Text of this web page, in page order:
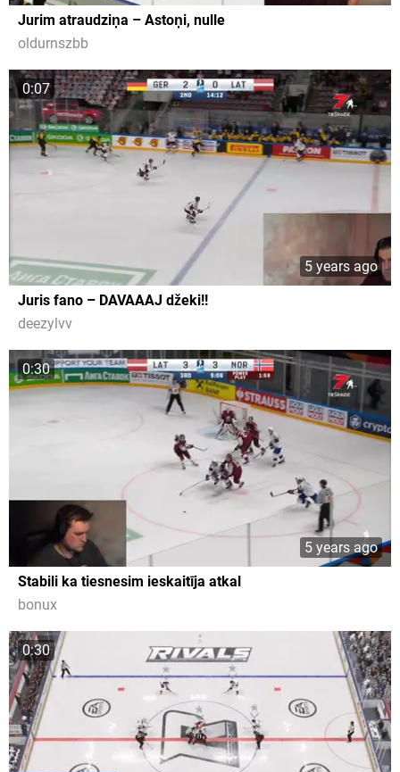
Jurim atraudziņa – Astoņi, nulle
oldurnszbb
0:07
5 years ago
Juris fano – DAVAAAJ džeki!!
deezylvv
0:30
5 years ago
Stabili ka tiesnesim ieskaitīja atkal
bonux
0:30